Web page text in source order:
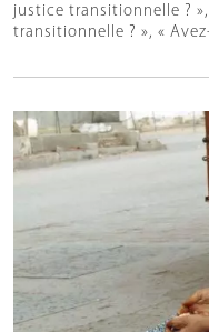
justice transitionnelle ?
transitionnelle ? », «